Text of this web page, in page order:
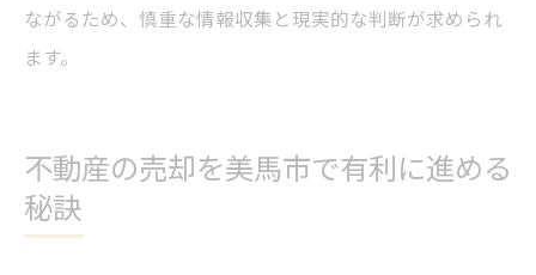
ながるため、慎重な情報収集と現実的な判断が求められ
ます。
不動産の売却を美馬市で有利に進める
秘訣